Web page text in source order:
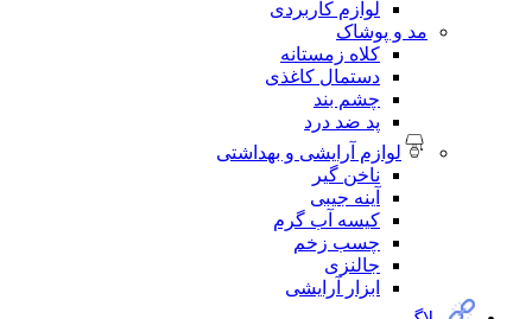
لوازم کاربردی
مد و پوشاک
کلاه زمستانه
دستمال کاغذی
چشم بند
پد ضد درد
لوازم آرایشی و بهداشتی
ناخن گیر
آینه جیبی
کیسه آب گرم
چسب زخم
جالنزی
ابزار آرایشی